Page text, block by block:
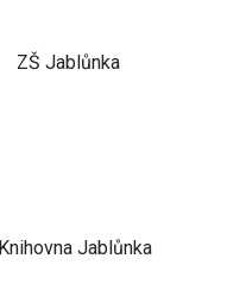
ZŠ Jablůnka
Knihovna Jablůnka